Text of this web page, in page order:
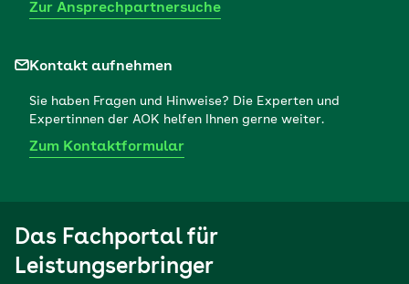
Zur Ansprechpartnersuche
Kontakt aufnehmen
Sie haben Fragen und Hinweise? Die Experten und
Expertinnen der AOK helfen Ihnen gerne weiter.
Zum Kontaktformular
Das Fachportal für
Leistungserbringer